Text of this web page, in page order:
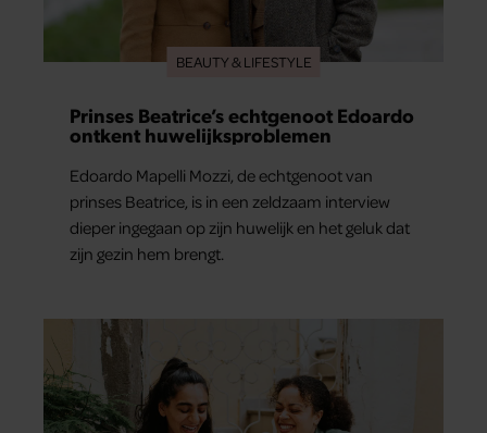
BEAUTY & LIFESTYLE
Prinses Beatrice’s echtgenoot Edoardo
ontkent huwelijksproblemen
Edoardo Mapelli Mozzi, de echtgenoot van
prinses Beatrice, is in een zeldzaam interview
dieper ingegaan op zijn huwelijk en het geluk dat
zijn gezin hem brengt.